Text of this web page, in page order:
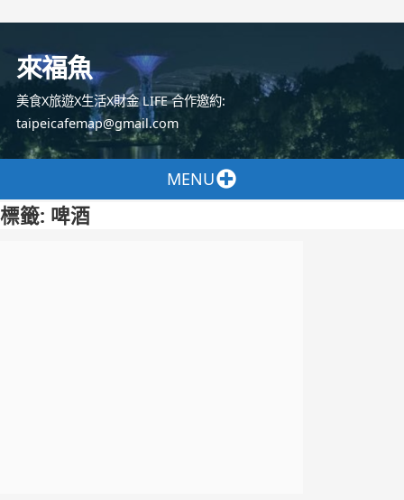
容
來福魚
美食X旅遊X生活X財金 LIFE 合作邀約:
taipeicafemap@gmail.com
MENU
標籤: 啤酒